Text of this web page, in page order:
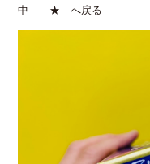
中 ★ へ戻る